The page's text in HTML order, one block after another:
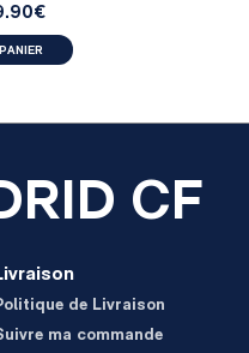
€
CF
de Livraison
ma commande